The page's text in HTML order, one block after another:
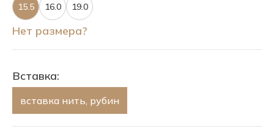
15.5 16.0 19.0
Нет размера?
Вставка:
вставка нить, рубин